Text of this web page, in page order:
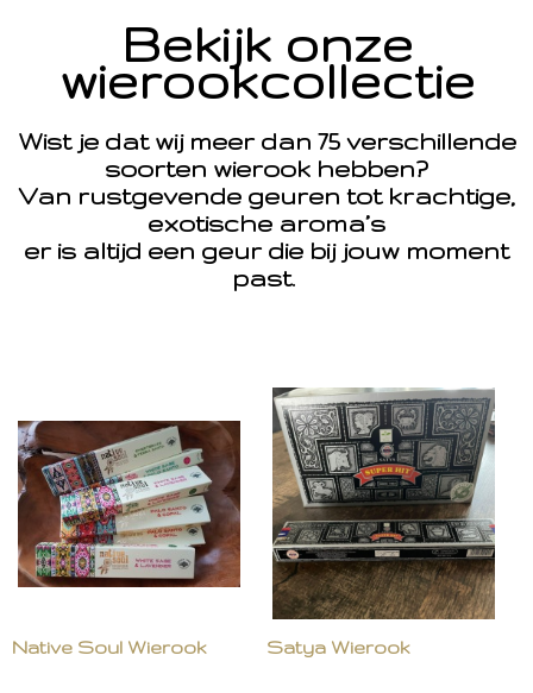
Bekijk onze
wierookcollectie
Wist je dat wij meer dan 75 verschillende
soorten wierook hebben?
Van rustgevende geuren tot krachtige,
exotische aroma’s
er is altijd een geur die bij jouw moment
past.
Native Soul Wierook Satya Wierook